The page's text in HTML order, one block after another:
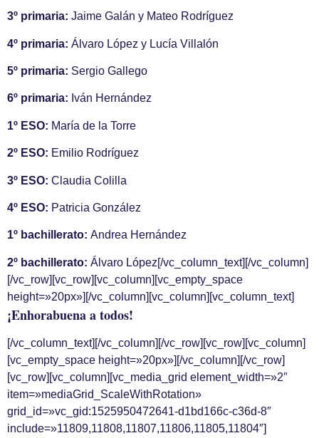
3º primaria: Jaime Galán y Mateo Rodríguez
4º primaria: Álvaro López y Lucía Villalón
5º primaria: Sergio Gallego
6º primaria: Iván Hernández
1º ESO: María de la Torre
2º ESO: Emilio Rodríguez
3º ESO: Claudia Colilla
4º ESO: Patricia González
1º bachillerato: Andrea Hernández
2º bachillerato: Álvaro López[/vc_column_text][/vc_column]
[/vc_row][vc_row][vc_column][vc_empty_space
height=»20px»][/vc_column][vc_column][vc_column_text]
¡Enhorabuena a todos!
[/vc_column_text][/vc_column][/vc_row][vc_row][vc_column]
[vc_empty_space height=»20px»][/vc_column][/vc_row]
[vc_row][vc_column][vc_media_grid element_width=»2″
item=»mediaGrid_ScaleWithRotation»
grid_id=»vc_gid:1525950472641-d1bd166c-c36d-8″
include=»11809,11808,11807,11806,11805,11804″]